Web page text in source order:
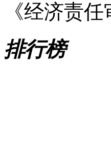
《经济责
排行榜